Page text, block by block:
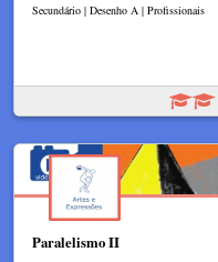
Secundário | Desenho A | Profissionais
Paralelismo II